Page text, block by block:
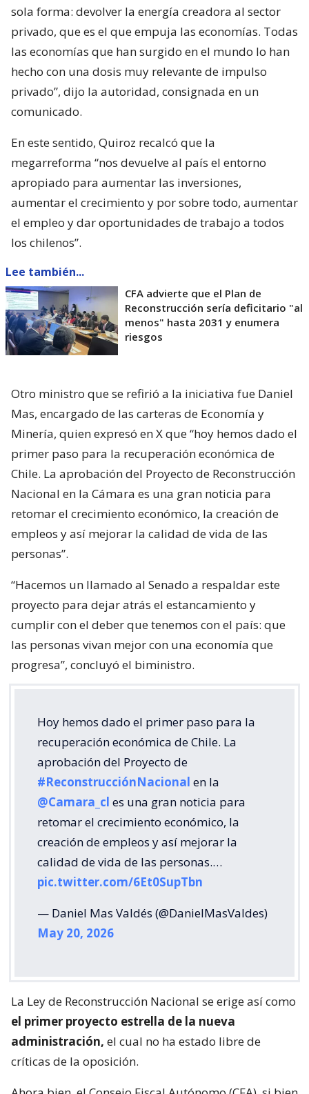
sola forma: devolver la energía creadora al sector
privado, que es el que empuja las economías. Todas
las economías que han surgido en el mundo lo han
hecho con una dosis muy relevante de impulso
privado”, dijo la autoridad, consignada en un
comunicado.
En este sentido, Quiroz recalcó que la
megarreforma “nos devuelve al país el entorno
apropiado para aumentar las inversiones,
aumentar el crecimiento y por sobre todo, aumentar
el empleo y dar oportunidades de trabajo a todos
los chilenos”.
Lee también...
CFA advierte que el Plan de
Reconstrucción sería deficitario "al
menos" hasta 2031 y enumera
riesgos
Otro ministro que se refirió a la iniciativa fue Daniel
Mas, encargado de las carteras de Economía y
Minería, quien expresó en X que “hoy hemos dado el
primer paso para la recuperación económica de
Chile. La aprobación del Proyecto de Reconstrucción
Nacional en la Cámara es una gran noticia para
retomar el crecimiento económico, la creación de
empleos y así mejorar la calidad de vida de las
personas”.
“Hacemos un llamado al Senado a respaldar este
proyecto para dejar atrás el estancamiento y
cumplir con el deber que tenemos con el país: que
las personas vivan mejor con una economía que
progresa”, concluyó el biministro.
Hoy hemos dado el primer paso para la
recuperación económica de Chile. La
aprobación del Proyecto de
#ReconstrucciónNacional en la
@Camara_cl es una gran noticia para
retomar el crecimiento económico, la
creación de empleos y así mejorar la
calidad de vida de las personas.…
pic.twitter.com/6Et0SupTbn
— Daniel Mas Valdés (@DanielMasValdes)
May 20, 2026
La Ley de Reconstrucción Nacional se erige así como
el primer proyecto estrella de la nueva
administración, el cual no ha estado libre de
críticas de la oposición.